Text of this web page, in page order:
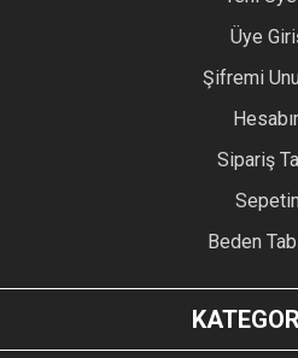
Üye
Şifremi
Sipariş
Beden